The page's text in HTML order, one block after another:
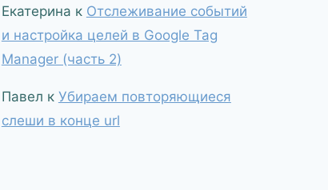
Екатерина к Отслеживание событий
и настройка целей в Google Tag
Manager (часть 2)
Павел к Убираем повторяющиеся
слеши в конце url